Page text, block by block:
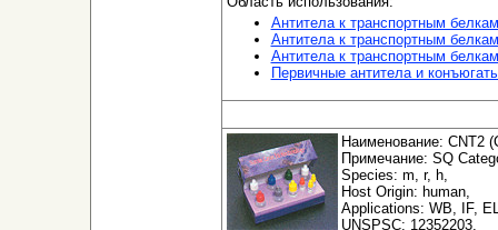
Антитела к транспортным белкам
Антитела к транспортным
Антитела к транспортным
Первичные антитела и
Наименование: CNT2
Примечание: SQ
Species: m, r, h,
Host Origin: human,
Applications: WB, IF,
UNSPSC: 12352203,